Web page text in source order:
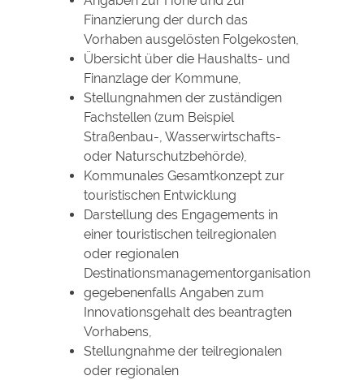
Finanzierung der durch das
Vorhaben ausgelösten Folgekosten,
Übersicht über die Haushalts- und
Finanzlage der Kommune,
Stellungnahmen der zuständigen
Fachstellen (zum Beispiel
Straßenbau-, Wasserwirtschafts-
oder Naturschutzbehörde),
Kommunales Gesamtkonzept zur
touristischen Entwicklung
Darstellung des Engagements in
einer touristischen teilregionalen
oder regionalen
Destinationsmanagementorganisation
gegebenenfalls Angaben zum
Innovationsgehalt des beantragten
Vorhabens,
Stellungnahme der teilregionalen
oder regionalen